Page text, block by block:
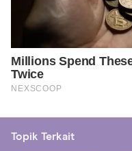
Topik Terkait